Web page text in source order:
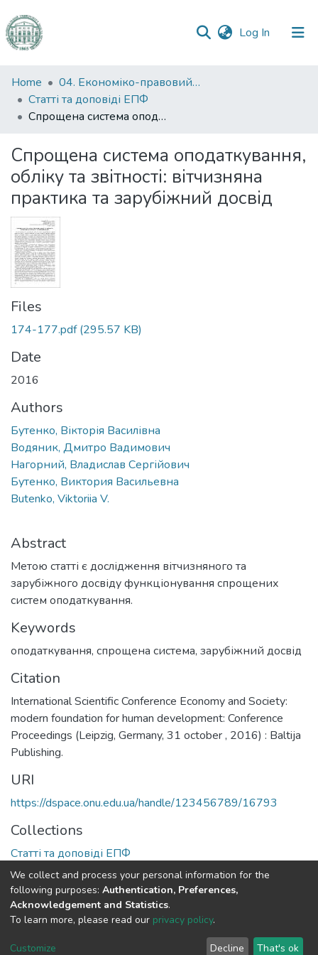
Log In (current)
Communities
&
Collections
Statistics
Home
04. Економіко-правовий факультет
Статті та доповіді ЕПФ
Спрощена система оподаткування, обліку та звітності: вітчизняна практика та зарубіжний досвід
Спрощена система оподаткування,
обліку та звітності: вітчизняна
практика та зарубіжний досвід
Files
174-177.pdf(295.57 KB)
Date
2016
Authors
Бутенко, Вікторія Василівна
Водяник, Дмитро Вадимович
Нагорний, Владислав Сергійович
Бутенко, Виктория Васильевна
Butenko, Viktoriia V.
Abstract
Метою статті є дослідження вітчизняного та
зарубіжного досвіду функціонування спрощених
систем оподаткування.
Keywords
оподаткування, спрощена система, зарубіжний досвід
Citation
International Scientific Conference Economy and Society:
modern foundation for human development: Conference
Proceedings (Leipzig, Germany, 31 october , 2016) : Baltija
Publishing.
URI
https://dspace.onu.edu.ua/handle/123456789/16793
Collections
Статті та доповіді ЕПФ
Full item page
DSpace software copyright © 2009-2026
Cookie
End User
Send
We collect and process your personal information for the
following purposes: Authentication, Preferences,
Acknowledgement and Statistics.
To learn more, please read our privacy policy.
Customize Decline That's ok